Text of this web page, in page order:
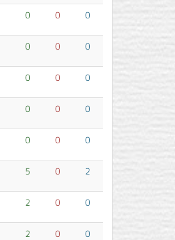
0 0 0
0 0 0
0 0 0
0 0 0
0 0 0
5 0 2
2 0 0
2 0 0